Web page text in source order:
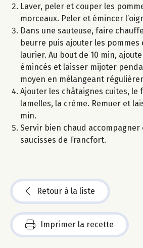
Laver, peler et couper les
morceaux. Peler et émincer
Dans une sauteuse, faire
beurre puis ajouter les pommes
laurier. Au bout de 10 min,
émincés et laisser mijoter
moyen en mélangeant
Ajouter les châtaignes cuites, le
lamelles, la crème. Remuer et
min.
Servir bien chaud accompagner
saucisses de Francfort.
Retour à la liste
Imprimer la recette